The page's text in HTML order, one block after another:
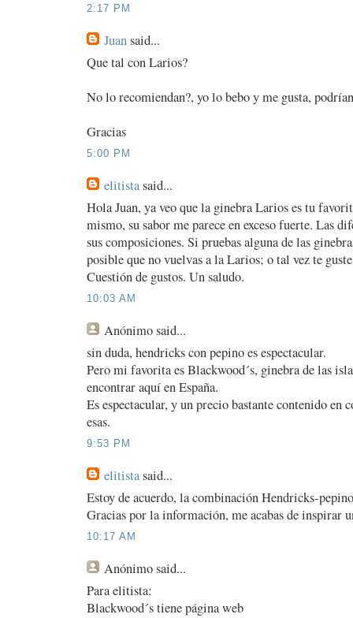
2:17 PM
Juansaid...
Que tal con Larios?
No lo recomiendan?, yo lo bebo y me gusta,
Gracias
5:00 PM
elitistasaid...
Hola Juan, ya veo que la ginebra Larios es tu
mismo, su sabor me parece en exceso fuerte. Las
sus composiciones. Si pruebas alguna de las
posible que no vuelvas a la Larios; o tal vez te
Cuestión de gustos. Un saludo.
10:03 AM
Anónimosaid...
sin duda, hendricks con pepino es espectacular.
Pero mi favorita es Blackwood´s, ginebra de las
encontrar aquí en España.
Es espectacular, y un precio bastante contenido en
esas.
9:53 PM
elitistasaid...
Estoy de acuerdo, la combinación Hendricks-
Gracias por la información, me acabas de inspirar
10:17 AM
Anónimosaid...
Para elitista:
Blackwood´s tiene página web